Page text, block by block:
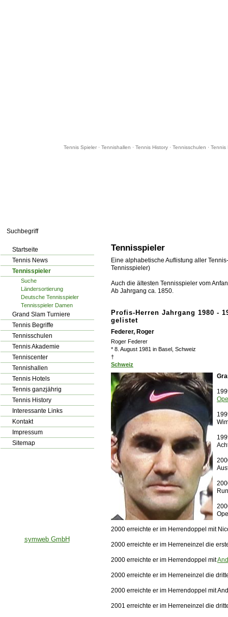
Tennis Spieler· Tennishallen · Tennis History· Tennisschulen · Tennis
Tennisspieler
Eine alphabetische Auflistung aller
Tennisspieler)
Auch die ältesten Tennisspieler vom
Ab Jahrgang ca. 1850.
Profis-Herren Jahrgang 1980 -
gelistet
Federer, Roger
Roger Federer
* 8. August 1981 in Basel, Schweiz
†
Schweiz
2000 erreichte er im Herrendoppel mit
2000 erreichte er im Herreneinzel die
2000 erreichte er im Herrendoppel mit
2000 erreichte er im Herreneinzel die
2000 erreichte er im Herrendoppel mit
2001 erreichte er im Herreneinzel die
Startseite
Tennis News
Tennisspieler
Suche
Ländersortierung
Deutsche Tennisspieler
Tennisspieler Damen
Grand Slam Turniere
Tennis Begriffe
Tennisschulen
Tennis Akademie
Tenniscenter
Tennishallen
Tennis Hotels
Tennis ganzjährig
Tennis History
Interessante Links
Kontakt
Impressum
Sitemap
symweb GmbH